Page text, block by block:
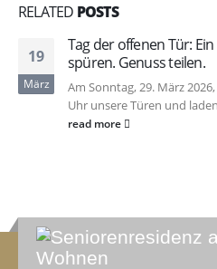
RELATED POSTS
19
März
Tag der offenen Tür:
spüren. Genuss teilen.
Am Sonntag, 29. März
Uhr unsere Türen und
read more